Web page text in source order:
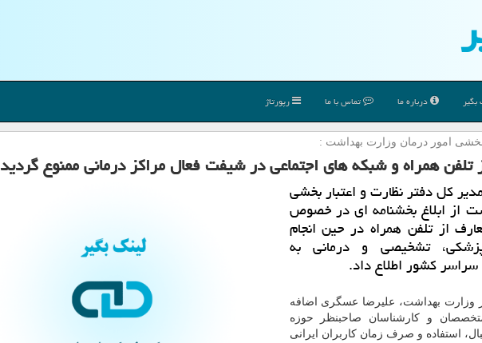
درباره ما تماس با ما رپورتاژ
امور درمان وزارت بهداشت :
تلفن همراه و شبكه های اجتماعی در شیفت فعال مراكز درمانی ممنوع گردید
كل دفتر نظارت و اعتبار بخشی
از ابلاغ بخشنامه ای در خصوص
از تلفن همراه در حین انجام
تشخیصی و درمانی به
كشور اطلاع داد.
وزارت بهداشت، علیرضا عسگری اضافه
و كارشناسان صاحبنظر حوزه
استفاده و صرف زمان كاربران ایرانی